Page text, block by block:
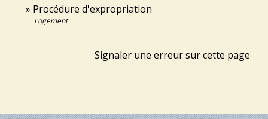
Procédure d'expropriation
Logement
Signaler une erreur sur cette page